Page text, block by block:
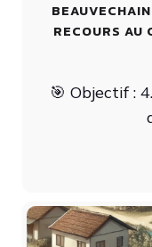
RECOURS AU
🎯 Objectif :